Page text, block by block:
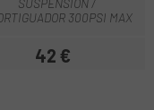
300PSI MAX
Precio
42 €